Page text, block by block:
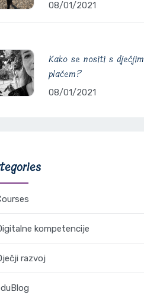
08/01/2021
Kako se nositi s dječjim
plačem?
08/01/2021
kompetencije
razvoj